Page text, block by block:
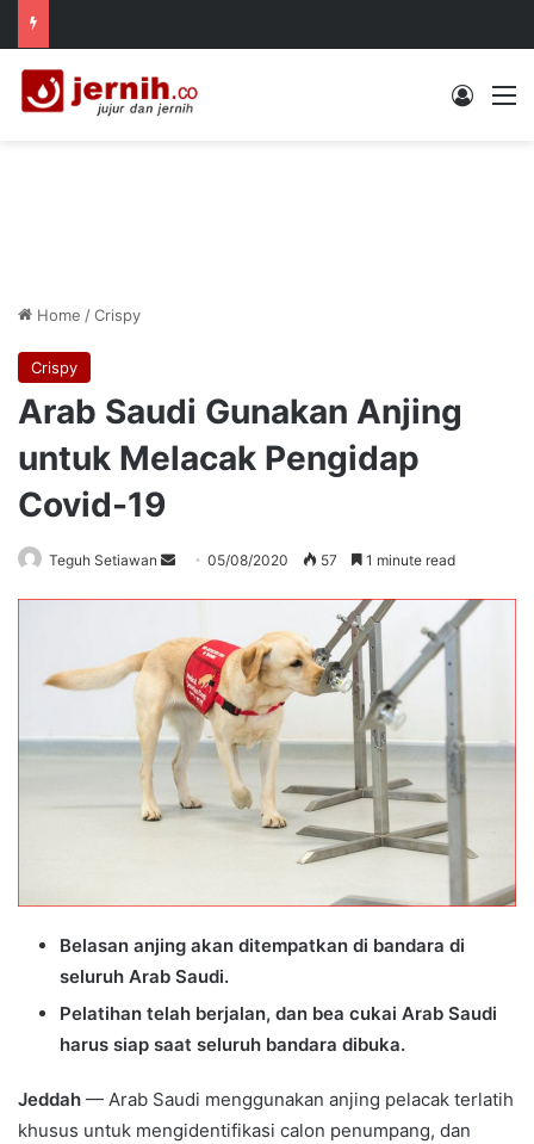
Log In
Home /Crispy
Crispy
Arab Saudi Gunakan Anjing
untuk Melacak Pengidap
Covid-19
Teguh Setiawan
Send05/08/2020 57 1 minute read
Belasan anjing akan ditempatkan di bandara di
seluruh Arab Saudi.
Pelatihan telah berjalan, dan bea cukai Arab Saudi
harus siap saat seluruh bandara dibuka.
Jeddah — Arab Saudi menggunakan anjing pelacak terlatih
khusus untuk mengidentifikasi calon penumpang, dan